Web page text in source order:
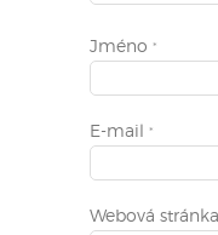
Jméno *
E-mail *
Webová stránka